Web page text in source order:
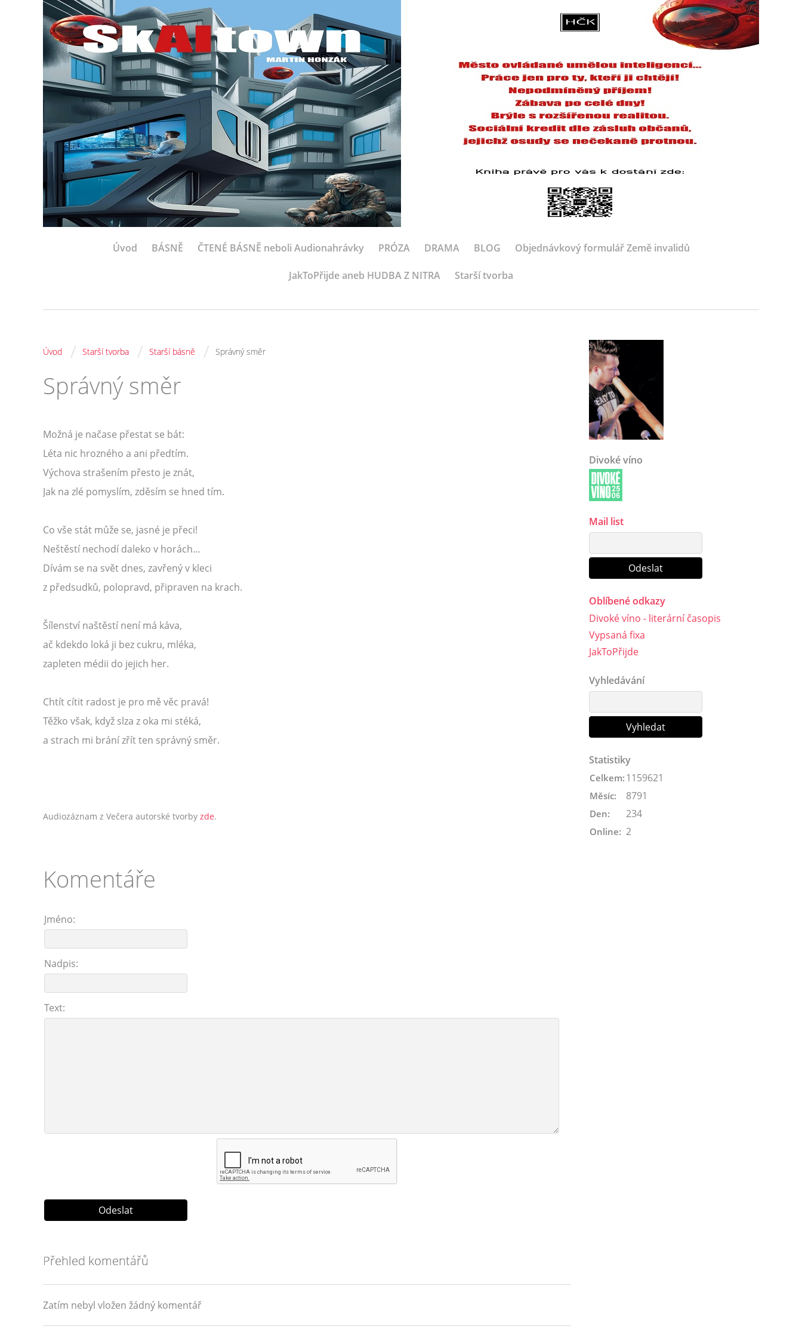
Úvod BÁSNĚ ČTENÉ BÁSNĚ neboli Audionahrávky PRÓZA DRAMA BLOG Objednávkový formulář Země invalidů
JakToPřijde aneb HUDBA Z NITRA Starší tvorba
Úvod / Starší tvorba / Starší básně / Správný směr
Správný směr
Možná je načase přestat se bát:
Léta nic hrozného a ani předtím.
Výchova strašením přesto je znát,
Jak na zlé pomyslím, zděsím se hned tím.
Co vše stát může se, jasné je přeci!
Neštěstí nechodí daleko v horách…
Dívám se na svět dnes, zavřený v kleci
z předsudků, polopravd, připraven na krach.
Šílenství naštěstí není má káva,
ač kdekdo loká ji bez cukru, mléka,
zapleten médii do jejich her.
Chtít cítit radost je pro mě věc pravá!
Těžko však, když slza z oka mi stéká,
a strach mi brání zřít ten správný směr.
Audiozáznam z Večera autorské tvorby zde.
Komentáře
Jméno:
Nadpis:
Text:
Přehled komentářů
Zatím nebyl vložen žádný komentář
Divoké víno
Mail list
Oblíbené odkazy
Divoké víno - literární časopis
Vypsaná fixa
JakToPřijde
Vyhledávání
Statistiky
Online: 2
Celkem: 1159621
Měsíc: 8791
Den: 234